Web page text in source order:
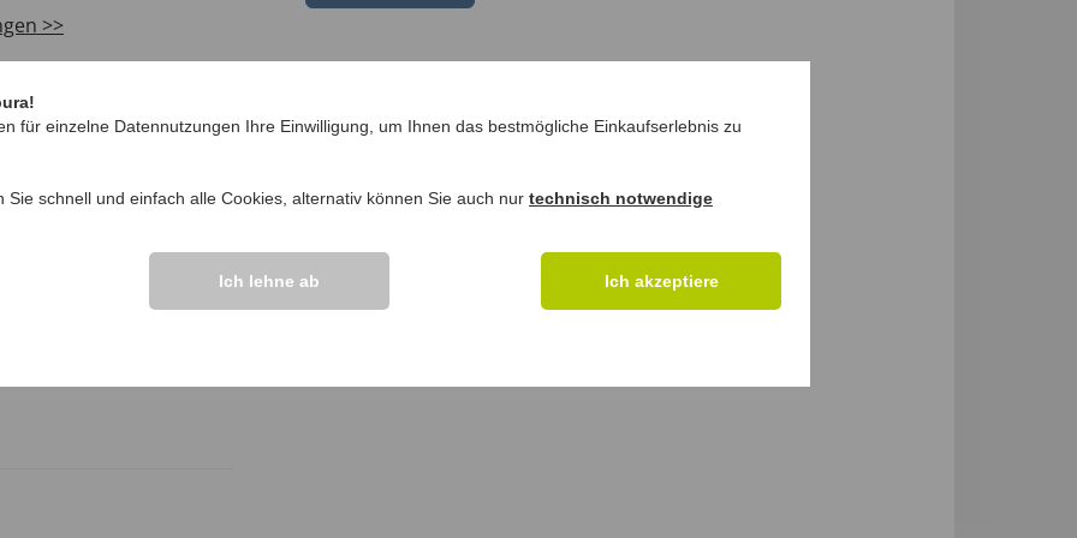
>>
begeistert. Trägt sich
es nicht viel platz
für einzelne Datennutzungen Ihre Einwilligung, um Ihnen das bestmögliche Einkaufserlebnis zu
Sie schnell und einfach alle Cookies, alternativ können Sie auch nur technisch notwendige
Ich lehne ab Ich akzeptiere